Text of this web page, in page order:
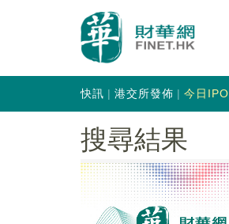
快訊 港交所發佈 今日IPO
搜尋結果